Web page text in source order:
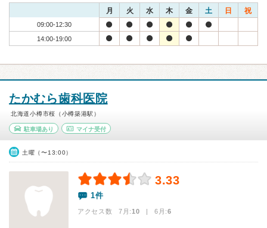
月 火 水 木 金 土 日 祝
09:00-12:30
14:00-19:00
たかむら歯科医院
北海道小樽市桜（小樽築港駅）
駐車場あり マイナ受付
土曜（〜13:00）
3.33
1件
アクセス数 7月:10 | 6月:6